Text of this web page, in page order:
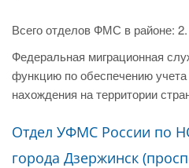
Всего отделов ФМС в районе: 2.
Федеральная миграционная
функцию по обеспечению учета
нахождения на территории
Отдел УФМС России по
города Дзержинск